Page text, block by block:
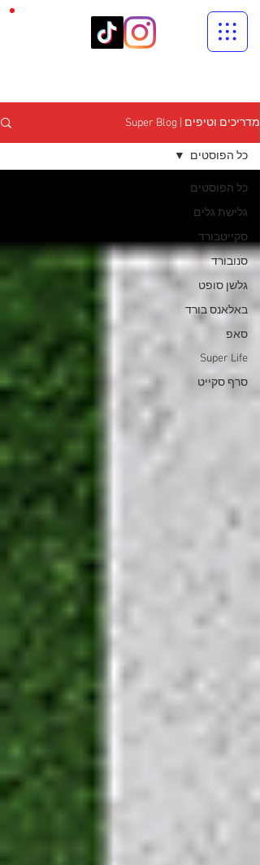
מדריכים וטיפים | Super Blog
כל הפוסטים
גלישת גלים
סקייטבורד
סנובורד
גלשן סופט
באלאנס בורד
סאפ
Super Life
סרף סקייט
כל הפוסטים